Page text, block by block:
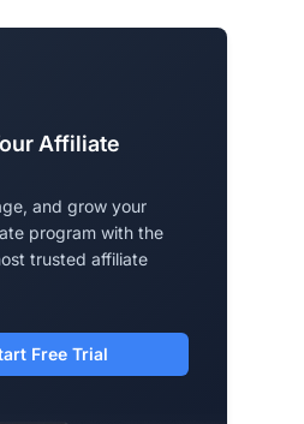
Affiliate
and grow your
program with the
trusted affiliate
Free Trial